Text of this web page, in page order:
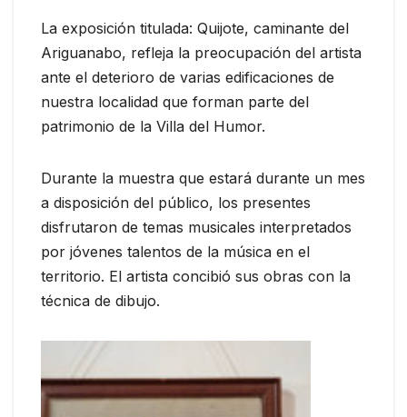
La exposición titulada: Quijote, caminante del
Ariguanabo, refleja la preocupación del artista
ante el deterioro de varias edificaciones de
nuestra localidad que forman parte del
patrimonio de la Villa del Humor.
Durante la muestra que estará durante un mes
a disposición del público, los presentes
disfrutaron de temas musicales interpretados
por jóvenes talentos de la música en el
territorio. El artista concibió sus obras con la
técnica de dibujo.